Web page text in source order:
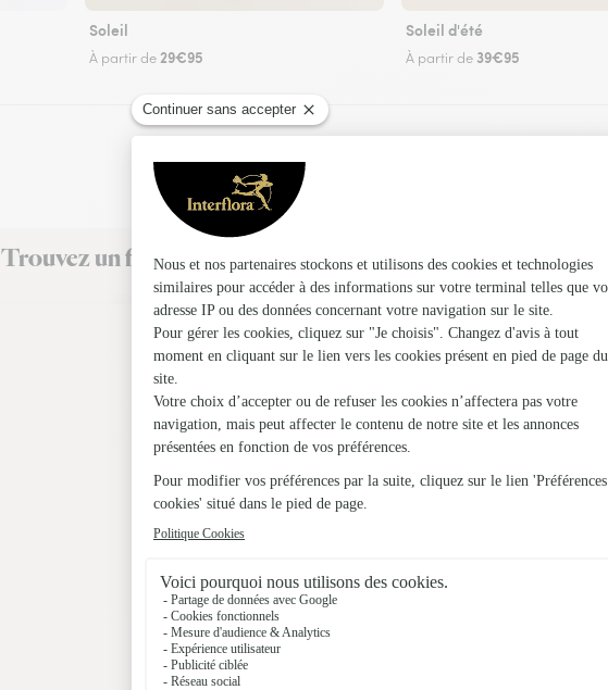
Soleil
À partir de 29€95
Soleil d'été
À partir de 39€95
Trouvez un fleuriste Interflora à La Bastide-Puylaurent et